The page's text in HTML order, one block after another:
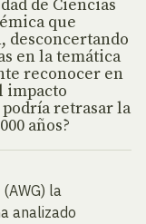
de Ciencias
que
desconcertando
en la temática
reconocer en
impacto
retrasar la
años?
la
analizado